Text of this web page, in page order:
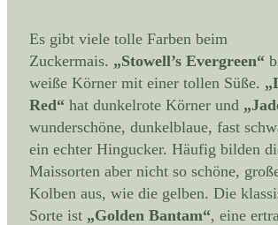
Es gibt viele tolle Farben beim
Zuckermais. „Stowell’s Evergreen“
weiße Körner mit einer tollen Süße.
Red“ hat dunkelrote Körner und
wunderschöne, dunkelblaue, fast
ein echter Hingucker. Häufig bilden
Maissorten aber nicht so schöne,
Kolben aus, wie die gelben. Die
Sorte ist „Golden Bantam“, eine